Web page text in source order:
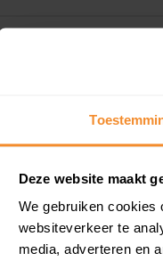
Deze website maakt
We gebruiken cookies
websiteverkeer te
media, adverteren en
5